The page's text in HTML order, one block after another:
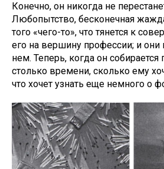
Конечно, он никогда не
Любопытство, бесконечная
того «чего-то», что тянется к
его на вершину профессии; и
нем. Теперь, когда он собирается
столько времени, сколько ему
что хочет узнать еще немного о